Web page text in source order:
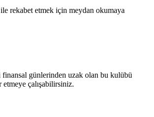
rekabet etmek için meydan okumaya
finansal günlerinden uzak olan bu kulübü
çalışabilirsiniz.